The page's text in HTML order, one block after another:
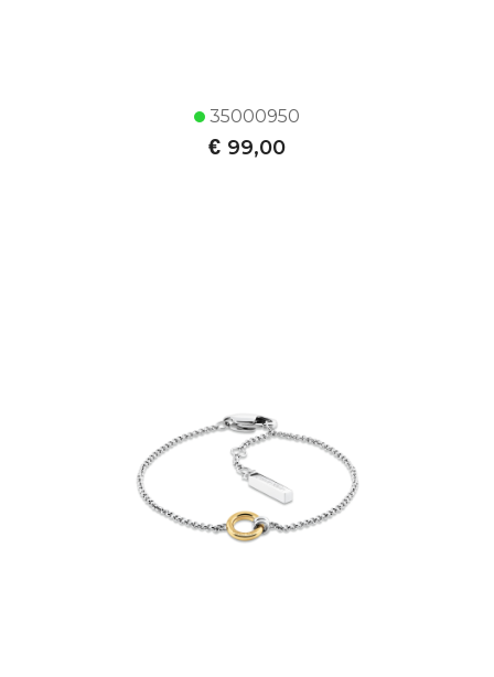
35000950
€ 99,00